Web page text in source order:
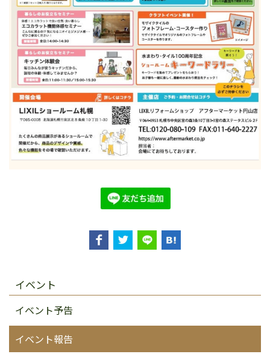
イベント
イベント予告
イベント報告